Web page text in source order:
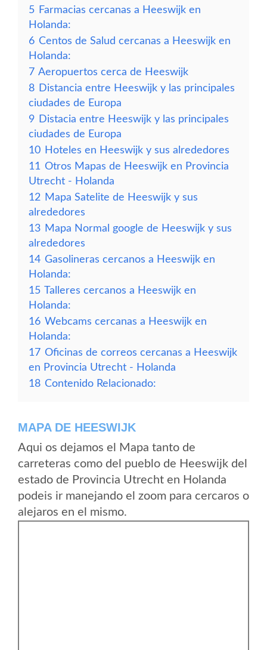
5 Farmacias cercanas a Heeswijk en
Holanda:
6 Centos de Salud cercanas a Heeswijk en
Holanda:
7 Aeropuertos cerca de Heeswijk
8 Distancia entre Heeswijk y las principales
ciudades de Europa
9 Distacia entre Heeswijk y las principales
ciudades de Europa
10 Hoteles en Heeswijk y sus alrededores
11 Otros Mapas de Heeswijk en Provincia
Utrecht - Holanda
12 Mapa Satelite de Heeswijk y sus
alrededores
13 Mapa Normal google de Heeswijk y sus
alrededores
14 Gasolineras cercanos a Heeswijk en
Holanda:
15 Talleres cercanos a Heeswijk en
Holanda:
16 Webcams cercanas a Heeswijk en
Holanda:
17 Oficinas de correos cercanas a Heeswijk
en Provincia Utrecht - Holanda
18 Contenido Relacionado:
MAPA DE HEESWIJK
Aqui os dejamos el Mapa tanto de
carreteras como del pueblo de Heeswijk del
estado de Provincia Utrecht en Holanda
podeis ir manejando el zoom para cercaros o
alejaros en el mismo.